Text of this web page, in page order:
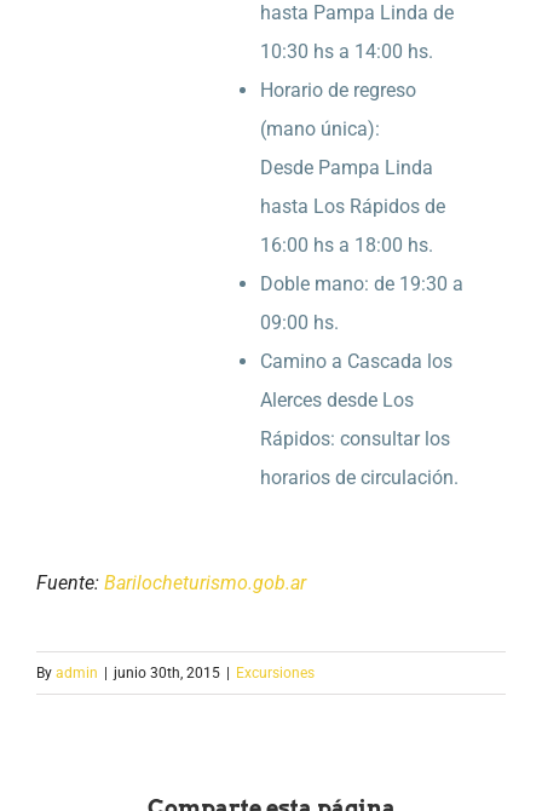
hasta Pampa Linda de
10:30 hs a 14:00 hs.
Horario de regreso
(mano única):
Desde Pampa Linda
hasta Los Rápidos de
16:00 hs a 18:00 hs.
Doble mano: de 19:30 a
09:00 hs.
Camino a Cascada los
Alerces desde Los
Rápidos: consultar los
horarios de circulación.
Fuente: Barilocheturismo.gob.ar
By admin junio 30th, 2015 Excursiones